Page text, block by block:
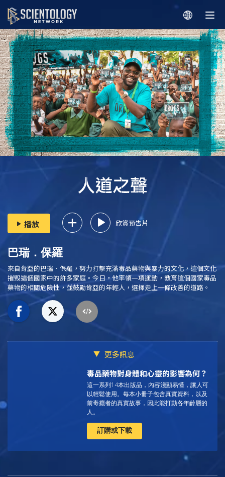
播放 欣賞預告片
巴瑞．保羅
來自肯亞的巴瑞．保羅，努力打擊充滿毒品藥物與暴力的文化，這個文化
摧毀這個國家中的許多家庭。今日，他率領一項運動，教育這個國家毒品
藥物的相關危險性，並鼓勵肯亞的年輕人，選擇走上一條改善的道路。
更多訊息
毒品藥物對身體和心靈的影響為何？
這一系列14本出版品，內容淺顯易懂，讓人可
以輕鬆使用。每本小冊子包含真實資料，以及
前毒癮者的真實故事，因此能打動各年齡層的
人。
訂購或下載